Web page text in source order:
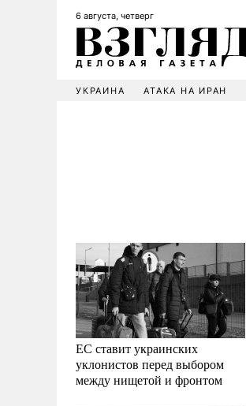
6 августа, четверг
УКРАИНА АТАКА НА ИРАН
ЕС ставит украинских
уклонистов перед выбором
между нищетой и фронтом